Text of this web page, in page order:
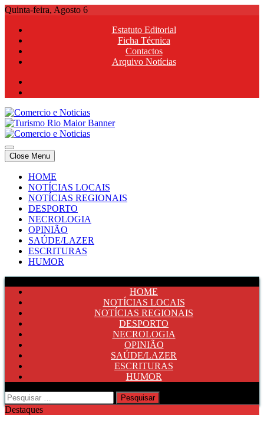
Skip
content
Quinta-feira, Agosto 6
Estatuto Editorial
Ficha Técnica
Contactos
Arquivo Notícias
Comercio e Noticias
Notícias e Publicidade Online
Comercio e Noticias
Notícias e Publicidade Online
Close Menu
HOME
NOTÍCIAS LOCAIS
NOTÍCIAS REGIONAIS
DESPORTO
NECROLOGIA
OPINIÃO
SAÚDE/LAZER
ESCRITURAS
HUMOR
HOME
NOTÍCIAS LOCAIS
NOTÍCIAS REGIONAIS
DESPORTO
NECROLOGIA
OPINIÃO
SAÚDE/LAZER
ESCRITURAS
HUMOR
Pesquisar
por:
Destaques